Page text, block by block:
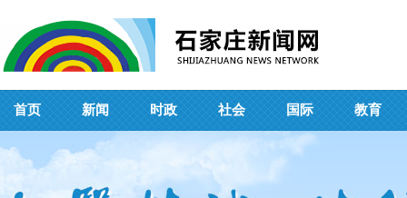
首页 新闻 时政 社会 国际 教育